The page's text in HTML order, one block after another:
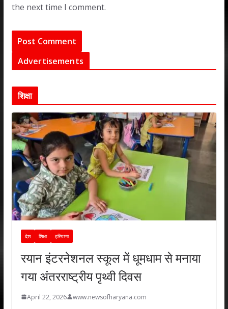
the next time I comment.
Advertisements
शिक्षा
देश शिक्षा हरियाणा
रयान इंटरनेशनल स्कूल में धूमधाम से मनाया
गया अंतरराष्ट्रीय पृथ्वी दिवस
April 22, 2026 www.newsofharyana.com